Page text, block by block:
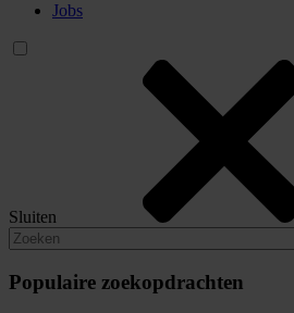
Jobs
Sluiten
Populaire zoekopdrachten